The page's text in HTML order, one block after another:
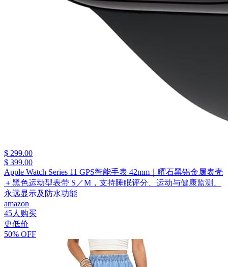
$ 299.00
$ 399.00
Apple Watch Series 11 GPS智能手表 42mm｜曜石黑铝金属表壳
＋黑色运动型表带 S／M，支持睡眠评分、运动与健康监测、
永远显示及防水功能
amazon
45人购买
史低价
50% OFF